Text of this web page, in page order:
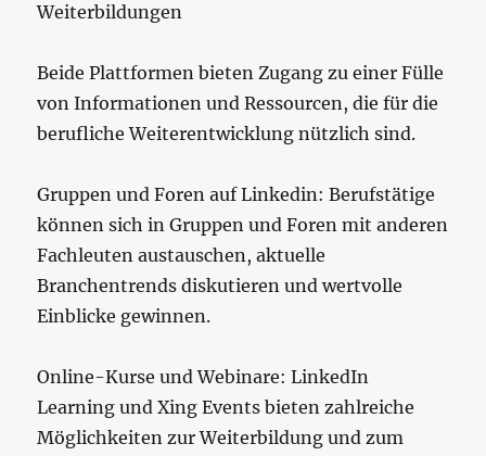
Weiterbildungen
Beide Plattformen bieten Zugang zu einer Fülle
von Informationen und Ressourcen, die für die
berufliche Weiterentwicklung nützlich sind.
Gruppen und Foren auf Linkedin: Berufstätige
können sich in Gruppen und Foren mit anderen
Fachleuten austauschen, aktuelle
Branchentrends diskutieren und wertvolle
Einblicke gewinnen.
Online-Kurse und Webinare: LinkedIn
Learning und Xing Events bieten zahlreiche
Möglichkeiten zur Weiterbildung und zum